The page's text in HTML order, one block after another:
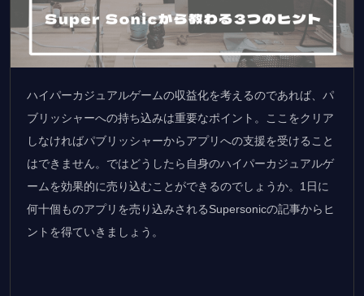
ハイパーカジュアルゲームの収益化を考えるのであれば、パ
ブリッシャーへの持ち込みは重要なポイント。ここをクリア
しなければパブリッシャーからアプリへの支援を受けること
はできません。ではどうしたら自身のハイパーカジュアルゲ
ームを効果的に売り込むことができるのでしょうか。1日に
何十個ものアプリを売り込みされるSupersonicの記事からヒ
ントを得ていきましょう。